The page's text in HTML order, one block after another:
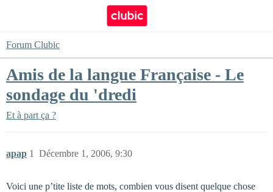
Forum Clubic
Amis de la langue Française - Le
sondage du 'dredi
Et à part ça ?
apap Décembre 1, 2006, 9:30
1
Voici une p’tite liste de mots, combien vous disent quelque chose